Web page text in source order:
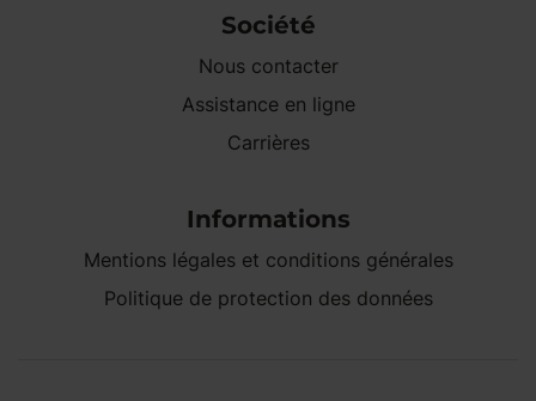
Société
Nous contacter
Assistance en ligne
Carrières
Informations
Mentions légales et conditions générales
Politique de protection des données